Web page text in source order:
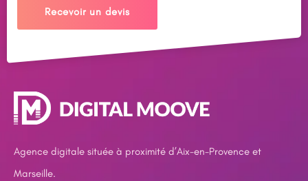
Recevoir un devis
Agence digitale située à proximité d’Aix-en-Provence et
Marseille.